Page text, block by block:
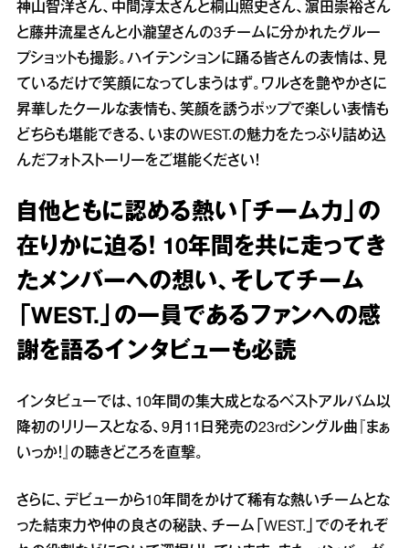
神山智洋さん、中間淳太さんと桐山照史さん、濵田崇裕さん
と藤井流星さんと小瀧望さんの3チームに分かれたグルー
プショットも撮影。ハイテンションに踊る皆さんの表情は、見
ているだけで笑顔になってしまうはず。ワルさを艶やかさに
昇華したクールな表情も、笑顔を誘うポップで楽しい表情も
どちらも堪能できる、いまのWEST.の魅力をたっぷり詰め込
んだフォトストーリーをご堪能ください！
自他ともに認める熱い「チーム力」の
在りかに迫る！ 10年間を共に走ってき
たメンバーへの想い、そしてチーム
「WEST.」の一員であるファンへの感
謝を語るインタビューも必読
インタビューでは、10年間の集大成となるベストアルバム以
降初のリリースとなる、9月11日発売の23rdシングル曲『まぁ
いっか！』の聴きどころを直撃。
さらに、デビューから10年間をかけて稀有な熱いチームとな
った結束力や仲の良さの秘訣、チーム「WEST.」でのそれぞ